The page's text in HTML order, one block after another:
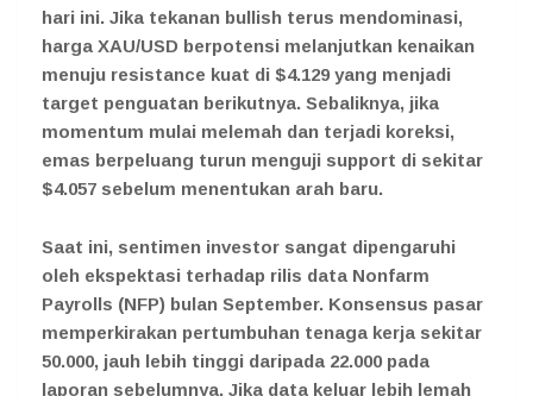
hari ini. Jika tekanan bullish terus mendominasi,
harga XAU/USD berpotensi melanjutkan kenaikan
menuju resistance kuat di $4.129 yang menjadi
target penguatan berikutnya. Sebaliknya, jika
momentum mulai melemah dan terjadi koreksi,
emas berpeluang turun menguji support di sekitar
$4.057 sebelum menentukan arah baru.
Saat ini, sentimen investor sangat dipengaruhi
oleh ekspektasi terhadap rilis data Nonfarm
Payrolls (NFP) bulan September. Konsensus pasar
memperkirakan pertumbuhan tenaga kerja sekitar
50.000, jauh lebih tinggi daripada 22.000 pada
laporan sebelumnya. Jika data keluar lebih lemah